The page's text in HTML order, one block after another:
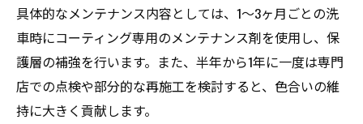
具体的なメンテナンス内容としては、1～3ヶ月ごとの洗
車時にコーティング専用のメンテナンス剤を使用し、保
護層の補強を行います。また、半年から1年に一度は専門
店での点検や部分的な再施工を検討すると、色合いの維
持に大きく貢献します。